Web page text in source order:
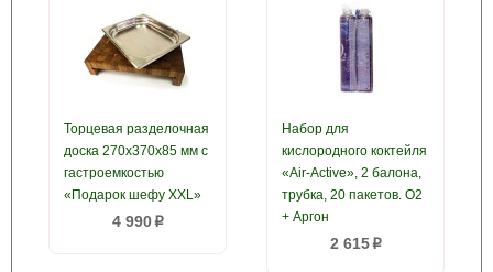
Торцевая разделочная
доска 270х370х85 мм с
гастроемкостью
«Подарок шефу XXL»
4 990p
Набор для
кислородного коктейля
«Air-Active», 2 балона,
трубка, 20 пакетов. О2
+ Аргон
2 615p